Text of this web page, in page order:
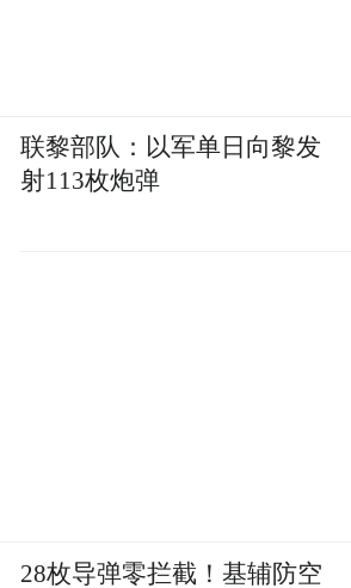
联黎部队：以军单日向黎发
射113枚炮弹
28枚导弹零拦截！基辅防空